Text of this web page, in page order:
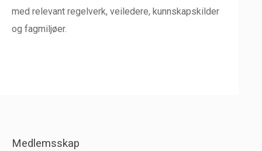
med relevant regelverk, veiledere, kunnskapskilder
og fagmiljøer.
Medlemsskap